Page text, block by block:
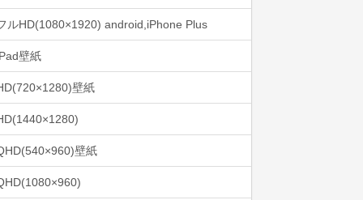
ルHD(1080×1920) android,iPhone Plus
壁紙
壁紙
壁紙